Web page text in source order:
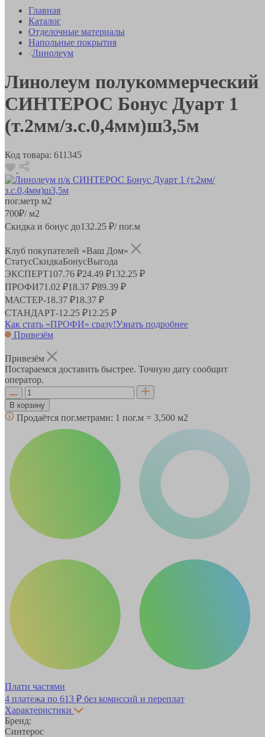
Главная
Каталог
Отделочные материалы
Напольные покрытия
Линолеум
Линолеум полукоммерческий
СИНТЕРОС Бонус Дуарт 1
(т.2мм/з.с.0,4мм)ш3,5м
Код товара: 611345
пог.метр м2
700₽/ м2
Скидка и бонус до132.25 ₽/ пог.м
Клуб покупателей «Ваш Дом»
СтатусСкидкаБонусВыгода
ЭКСПЕРТ107.76 ₽24.49 ₽132.25 ₽
ПРОФИ71.02 ₽18.37 ₽89.39 ₽
МАСТЕР-18.37 ₽18.37 ₽
СТАНДАРТ-12.25 ₽12.25 ₽
Как стать «ПРОФИ» сразу!Узнать подробнее
Привезём
Привезём
Постараемся доставить быстрее. Точную дату сообщит
оператор.
В корзину
Продаётся пог.метрами: 1 пог.м = 3,500 м2
Плати частями
4 платежа по 613 ₽ без комиссий и переплат
Характеристики
Бренд:
Синтерос